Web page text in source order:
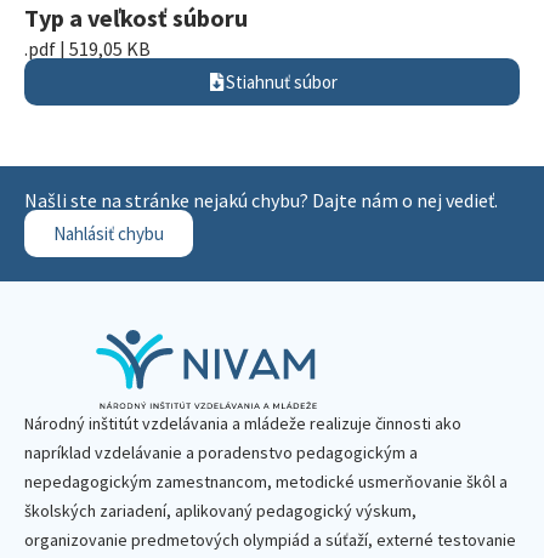
Typ a veľkosť súboru
.pdf | 519,05 KB
Stiahnuť súbor
Našli ste na stránke nejakú chybu? Dajte nám o nej vedieť.
Nahlásiť chybu
Národný inštitút vzdelávania a mládeže realizuje činnosti ako
napríklad vzdelávanie a poradenstvo pedagogickým a
nepedagogickým zamestnancom, metodické usmerňovanie škôl a
školských zariadení, aplikovaný pedagogický výskum,
organizovanie predmetových olympiád a súťaží, externé testovanie